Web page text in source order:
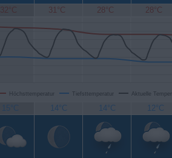
32°C 31°C 28°C 28°C
Höchsttemperatur Tiefsttemperatur Aktuelle
15°C 14°C 14°C 12°C